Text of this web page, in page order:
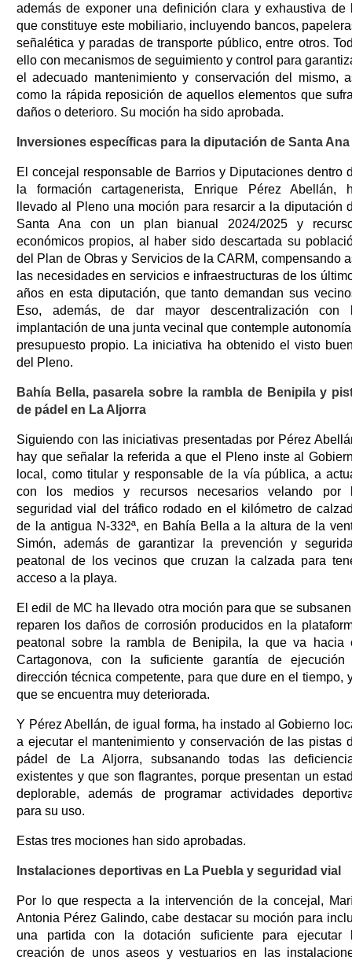
además de exponer una definición clara y exhaustiva de
que constituye este mobiliario, incluyendo bancos,
señalética y paradas de transporte público, entre otros.
ello con mecanismos de seguimiento y control para
el adecuado mantenimiento y conservación del mismo,
como la rápida reposición de aquellos elementos que
daños o deterioro. Su moción ha sido aprobada.
Inversiones específicas para la diputación de Santa Ana
El concejal responsable de Barrios y Diputaciones dentro
la formación cartagenerista, Enrique Pérez Abellán,
llevado al Pleno una moción para resarcir a la diputación
Santa Ana con un plan bianual 2024/2025 y
económicos propios, al haber sido descartada su
del Plan de Obras y Servicios de la CARM, compensando
las necesidades en servicios e infraestructuras de los
años en esta diputación, que tanto demandan sus
Eso, además, de dar mayor descentralización con
implantación de una junta vecinal que contemple
presupuesto propio. La iniciativa ha obtenido el visto
del Pleno.
Bahía Bella, pasarela sobre la rambla de Benipila y
de pádel en La Aljorra
Siguiendo con las iniciativas presentadas por Pérez
hay que señalar la referida a que el Pleno inste al
local, como titular y responsable de la vía pública, a
con los medios y recursos necesarios velando por
seguridad vial del tráfico rodado en el kilómetro de
de la antigua N-332ª, en Bahía Bella a la altura de la
Simón, además de garantizar la prevención y
peatonal de los vecinos que cruzan la calzada para
acceso a la playa.
El edil de MC ha llevado otra moción para que se
reparen los daños de corrosión producidos en la
peatonal sobre la rambla de Benipila, la que va hacia
Cartagonova, con la suficiente garantía de ejecución
dirección técnica competente, para que dure en el tiempo,
que se encuentra muy deteriorada.
Y Pérez Abellán, de igual forma, ha instado al Gobierno
a ejecutar el mantenimiento y conservación de las pistas
pádel de La Aljorra, subsanando todas las
existentes y que son flagrantes, porque presentan un
deplorable, además de programar actividades
para su uso.
Estas tres mociones han sido aprobadas.
Instalaciones deportivas en La Puebla y seguridad vial
Por lo que respecta a la intervención de la concejal,
Antonia Pérez Galindo, cabe destacar su moción para
una partida con la dotación suficiente para ejecutar
creación de unos aseos y vestuarios en las